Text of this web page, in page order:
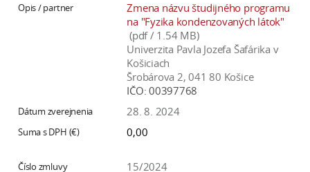
Zmena názvu študijného programu
na "Fyzika kondenzovaných látok"
(pdf / 1.54 MB)
Univerzita Pavla Jozefa Šafárika v
Košiciach
Šrobárova 2, 041 80 Košice
IČO: 00397768
28. 8. 2024
0,00
15/2024